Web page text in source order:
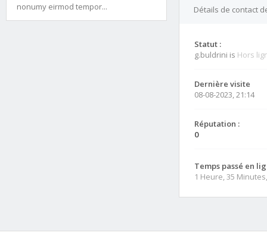
nonumy eirmod tempor...
Détails de contact
Statut :
g.buldrini is Hors
Dernière visite
08-08-2023, 21:14
Réputation :
0
Temps passé en
1 Heure, 35